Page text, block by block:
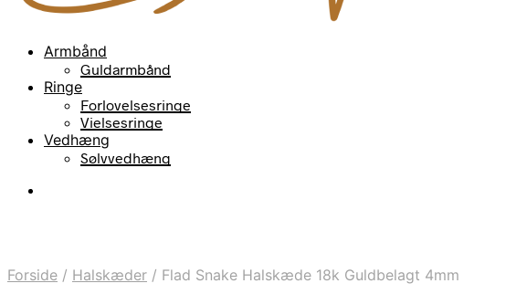
Armbånd
Guldarmbånd
Ringe
Forlovelsesringe
Vielsesringe
Vedhæng
Sølvvedhæng
Forside / Halskæder / Flad Snake Halskæde 18k Guldbelagt 4mm